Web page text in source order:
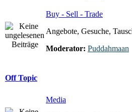
Buy - Sell - Trade
Angebote, Gesuche,
Moderator: Puddahmaan
Off Topic
Media